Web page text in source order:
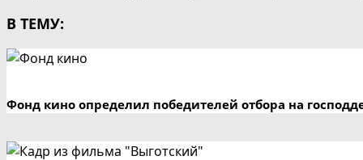
В ТЕМУ:
Фонд кино определил победителей отбора на